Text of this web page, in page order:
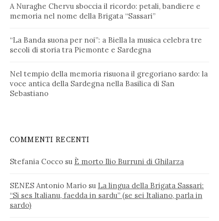
A Nuraghe Chervu sboccia il ricordo: petali, bandiere e
memoria nel nome della Brigata “Sassari”
“La Banda suona per noi”: a Biella la musica celebra tre
secoli di storia tra Piemonte e Sardegna
Nel tempio della memoria risuona il gregoriano sardo: la
voce antica della Sardegna nella Basilica di San
Sebastiano
COMMENTI RECENTI
Stefania Cocco su È morto Ilio Burruni di Ghilarza
SENES Antonio Mario su La lingua della Brigata Sassari:
“Si ses Italianu, faedda in sardu” (se sei Italiano, parla in
sardo)